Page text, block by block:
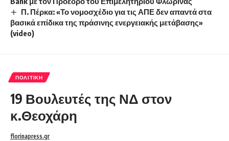
Π. Πέρκα: «Το νομοσχέδιο για τις ΑΠΕ δεν απαντά στα
βασικά επίδικα της πράσινης ενεργειακής μετάβασης»
(video)
ΠΟΛΙΤΙΚΉ
19 Βουλευτές της ΝΔ στον
κ.Θεοχάρη
florinapress.gr